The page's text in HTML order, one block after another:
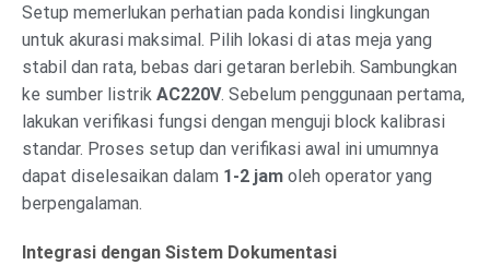
Setup memerlukan perhatian pada kondisi lingkungan
untuk akurasi maksimal. Pilih lokasi di atas meja yang
stabil dan rata, bebas dari getaran berlebih. Sambungkan
ke sumber listrik AC220V. Sebelum penggunaan pertama,
lakukan verifikasi fungsi dengan menguji block kalibrasi
standar. Proses setup dan verifikasi awal ini umumnya
dapat diselesaikan dalam 1-2 jam oleh operator yang
berpengalaman.
Integrasi dengan Sistem Dokumentasi